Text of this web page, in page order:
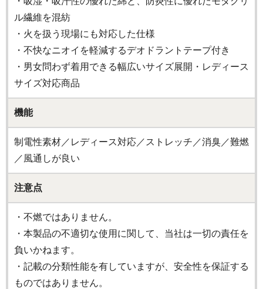
ル繊維を混紡
・火を扱う現場にも対応した仕様
・不快なニオイを軽減するデオドラントテープ付き
・男女問わず着用できる幅広いサイズ展開・レディース
サイズ対応商品
機能
制電性素材／レディース対応／ストレッチ／消臭／難燃
／風通しが良い
注意点
・不燃ではありません。
・本製品の不適切な使用に関して、当社は一切の責任を
負いかねます。
・記載の分類性能を有していますが、安全性を保証する
ものではありません。